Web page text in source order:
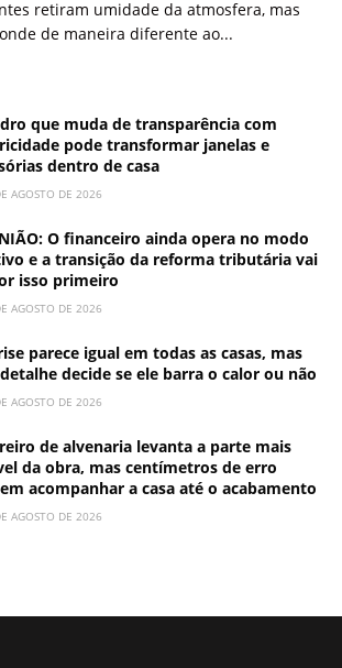
retiram umidade da atmosfera, mas
de maneira diferente ao...
que muda de transparência com
pode transformar janelas e
dentro de casa
AGOSTO DE 2026
O financeiro ainda opera no modo
e a transição da reforma tributária vai
isso primeiro
AGOSTO DE 2026
parece igual em todas as casas, mas
decide se ele barra o calor ou não
AGOSTO DE 2026
de alvenaria levanta a parte mais
da obra, mas centímetros de erro
acompanhar a casa até o acabamento
AGOSTO DE 2026